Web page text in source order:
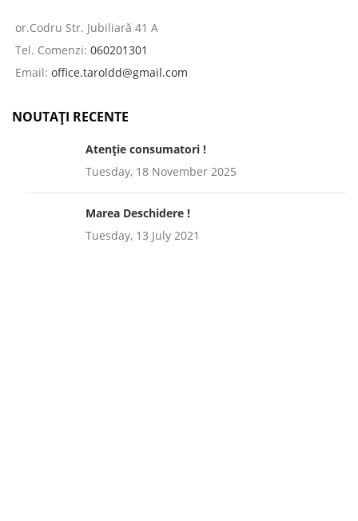
or.Codru Str. Jubiliară 41 A
Tel. Comenzi: 060201301
Email: office.taroldd@gmail.com
NOUTAȚI RECENTE
Atenție consumatori !
Tuesday, 18 November 2025
Marea Deschidere !
Tuesday, 13 July 2021